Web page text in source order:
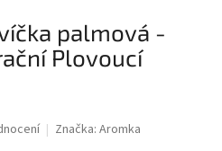
palmová -
Plovoucí
Značka: Aromka